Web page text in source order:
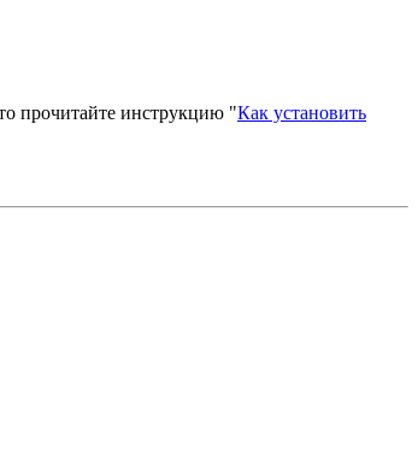
прочитайте инструкцию "Как установить